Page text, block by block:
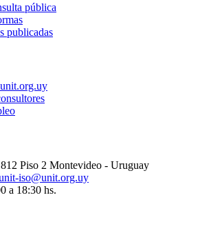
pública
publicadas
Piso 2 Montevideo - Uruguay
iso@unit.org.uy
a 18:30 hs.